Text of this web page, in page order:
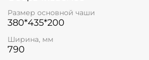
Размер основной чаши
380*435*200
Ширина, мм
790